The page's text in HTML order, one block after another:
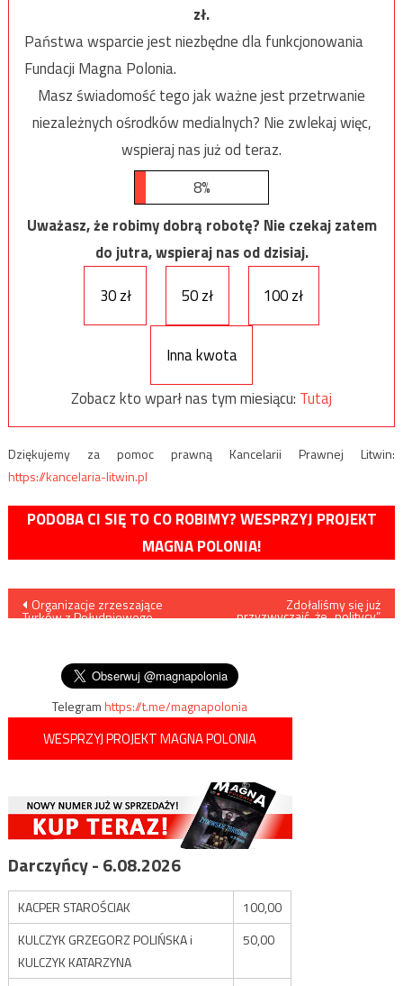
zł.
Państwa wsparcie jest niezbędne dla funkcjonowania
Fundacji Magna Polonia.
Masz świadomość tego jak ważne jest przetrwanie
niezależnych ośrodków medialnych? Nie zwlekaj więc,
wspieraj nas już od teraz.
8%
Uważasz, że robimy dobrą robotę? Nie czekaj zatem
do jutra, wspieraj nas od dzisiaj.
30 zł
50 zł 100 zł
Inna kwota
Zobacz kto wparł nas tym miesiącu: Tutaj
Dziękujemy za pomoc prawną Kancelarii Prawnej Litwin:
https://kancelaria-litwin.pl
PODOBA CI SIĘ TO CO ROBIMY? WESPRZYJ PROJEKT
MAGNA POLONIA!
Nawigacja
Organizacje zrzeszające
Turków z Południowego
Zdołaliśmy się już
przyzwyczaić, że „politycy”
Telegramhttps://t.me/magnapolonia
WESPRZYJ PROJEKT MAGNA POLONIA
Darczyńcy - 6.08.2026
KACPER STAROŚCIAK
100,00
KULCZYK GRZEGORZ POLIŃSKA i
KULCZYK KATARZYNA
50,00